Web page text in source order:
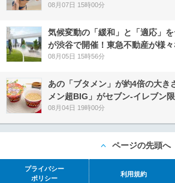
08月07日 15時00分
気候変動の「緩和」と「適応」
が渋谷で開催！東急不動産が様
08月05日 15時56分
あの「ブタメン」が約4倍の大き
メン超BIG」がセブン‐イレブン
08月04日 19時00分
ページの先頭へ
プライバシー
ポリシー
利用規約